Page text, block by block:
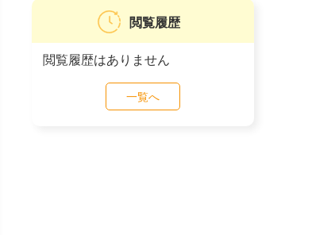
閲覧履歴
閲覧履歴はありません
一覧へ